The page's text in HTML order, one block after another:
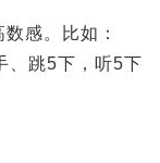
感。比如：
、跳5下，听5下